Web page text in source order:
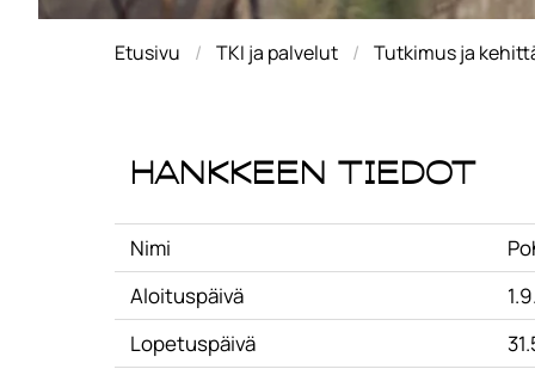
Etusivu TKI ja palvelut Tutkimus ja
Hankkeen tiedot
Nimi
Aloituspäivä
Lopetuspäivä